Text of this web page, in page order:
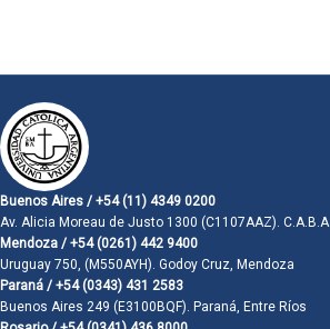
Buenos Aires / +54 (11) 4349 0200
Av. Alicia Moreau de Justo 1300 (C1107AAZ). C.A.B.A.
Mendoza / +54 (0261) 442 9400
Uruguay 750, (M550AYH). Godoy Cruz, Mendoza
Paraná / +54 (0343) 431 2583
Buenos Aires 249 (E3100BQF). Paraná, Entre Ríos